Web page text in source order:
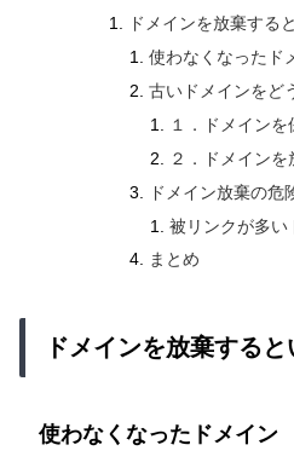
ドメインを放棄する
使わなくなったド
古いドメインをど
１．ドメインを
２．ドメインを
ドメイン放棄の危
被リンクが多い
まとめ
ドメインを放棄すると
使わなくなったドメイン